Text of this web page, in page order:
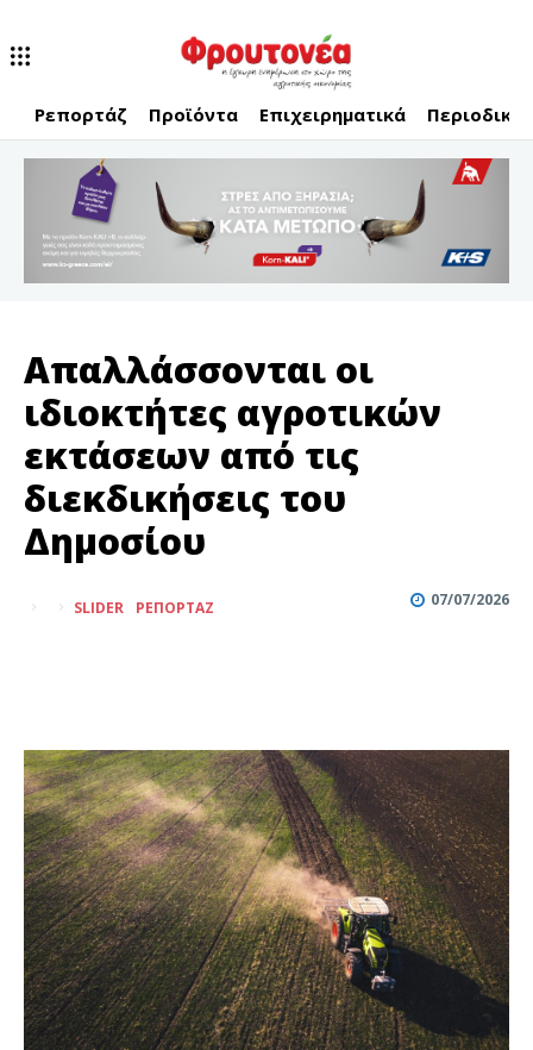
Ρεπορτάζ Προϊόντα Επιχειρηματικά Περιοδικό
Απαλλάσσονται οι
ιδιοκτήτες αγροτικών
εκτάσεων από τις
διεκδικήσεις του
Δημοσίου
07/07/2026
SLIDER ΡΕΠΟΡΤΆΖ